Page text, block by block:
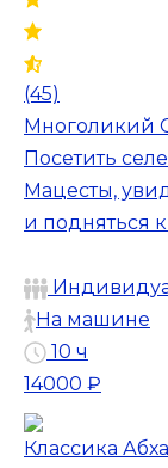
(45)
Многоликий
Посетить
Мацесты,
и подняться
На машине
10 ч
14000 ₽
Классика